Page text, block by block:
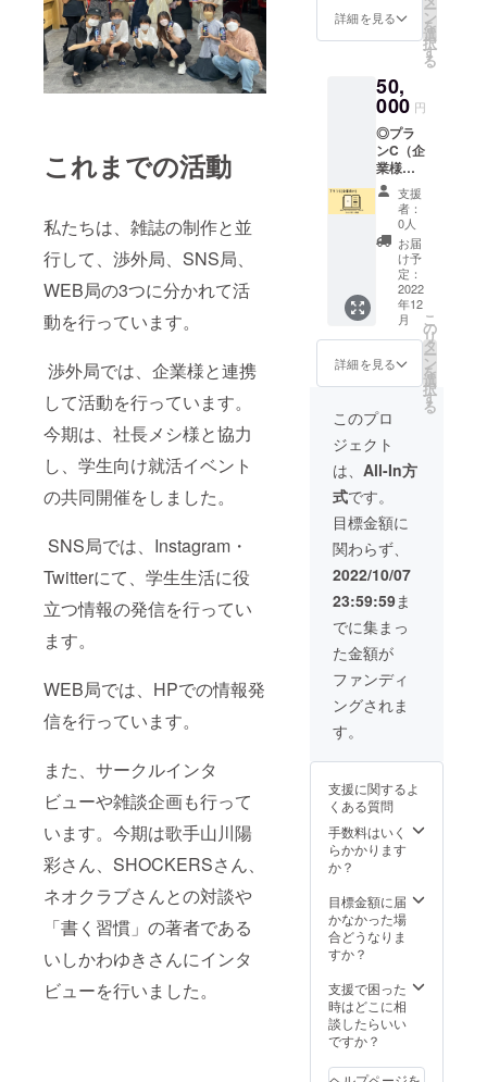
これまでの活動
私たちは、雑誌の制作と並
行して、渉外局、SNS局、
WEB局の3つに分かれて活
動を行っています。
渉外局では、企業様と連携
して活動を行っています。
今期は、社長メシ様と協力
し、学生向け就活イベント
の共同開催をしました。
SNS局では、Instagram・
Twitterにて、学生生活に役
立つ情報の発信を行ってい
ます。
WEB局では、HPでの情報発
信を行っています。
また、サークルインタ
ビューや雑談企画も行って
います。今期は歌手山川陽
彩さん、SHOCKERSさん、
ネオクラブさんとの対談や
「書く習慣」の著者である
いしかわゆきさんにインタ
ビューを行いました。
メール
アドレ
お願い
致しま
す。
す。 ※
メール
アドレ
スのご
記入を
お願い
致しま
す。 ※
ご協力
してい
ただく
企業様
のロ
ゴ・バ
ナー画
像を掲
際は本
サーク
ルGメー
ルでの
受け渡
しを考
えてお
す。
（要相
談）
前の掲
載 ※
コース
によっ
てお申
し込み
の際、
備考欄
にご記
入いた
だく内
容が異
なりま
す。 ※
支援
時、必
ず備考
望され
前をご
記入く
い。 ※
リター
ン品選
択画面
の説明
の上、
記入漏
れがあ
りませ
んよう
ご協力
お願い
ご連絡
の付き
やすい
メール
アドレ
スのご
致しま
す。
（B4の
2分の1
面）の
コース
によっ
てお申
し込み
の際、
備考欄
にご記
入いた
だく内
容が異
なりま
す。 ※
支援
時、必
ず備考
欄に掲
載を希
前をご
記入く
ださ
い。 ※
リター
ン品選
択画面
の説明
をご覧
の上、
記入漏
れがあ
りませ
んよう
ご協力
お願い
致しま
す。 ※
やすい
メール
アドレ
スのご
記入を
お願い
ご協力
してい
ただく
ゴ・バ
ナー画
像を掲
載する
サーク
詳細を見る ー
ン
を
選
択
す
る
50,
000 円
◎プラ
ンC（企
業様向
け） ・
早稲田
祭にて
販売予
定の雑
「Run
Magazi
ne」へ
の広告
（B4の
1面）の
掲載 ※
コース
によっ
てお申
し込み
の際、
備考欄
にご記
入いた
だく内
容が異
なりま
す。 ※
支援
時、必
ず備考
欄に掲
載を希
望され
記入く
い。 ※
リター
ン品選
択画面
の説明
の上、
記入漏
れがあ
りませ
ご協力
お願い
致しま
す。 ※
の付き
支援
者：
0人
お届
け予
定：
2022
年12
月
詳細を見る
こ
の
リ
タ
ー
ン
を
選
択
す
る
このプロ
ジェクト
は、 All-In方
式です。
目標金額に
関わらず、
2022/10/07
23:59:59ま
でに集まっ
た金額が
ファンディ
ングされま
す。
支援に関するよ
くある質問
手数料はいく
らかかります
か？
目標金額に届
かなかった場
合どうなりま
すか？
支援で困った
時はどこに相
談したらいい
ですか？